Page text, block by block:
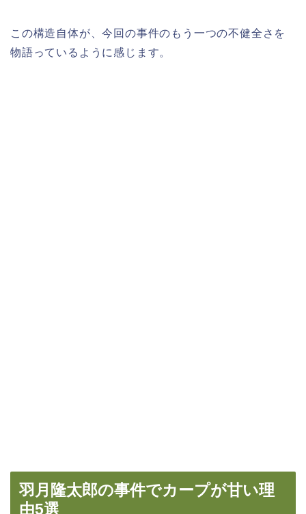
この構造自体が、今回の事件のもう一つの不健全さを
物語っているように感じます。
羽月隆太郎の事件でカープが甘い理
由5選